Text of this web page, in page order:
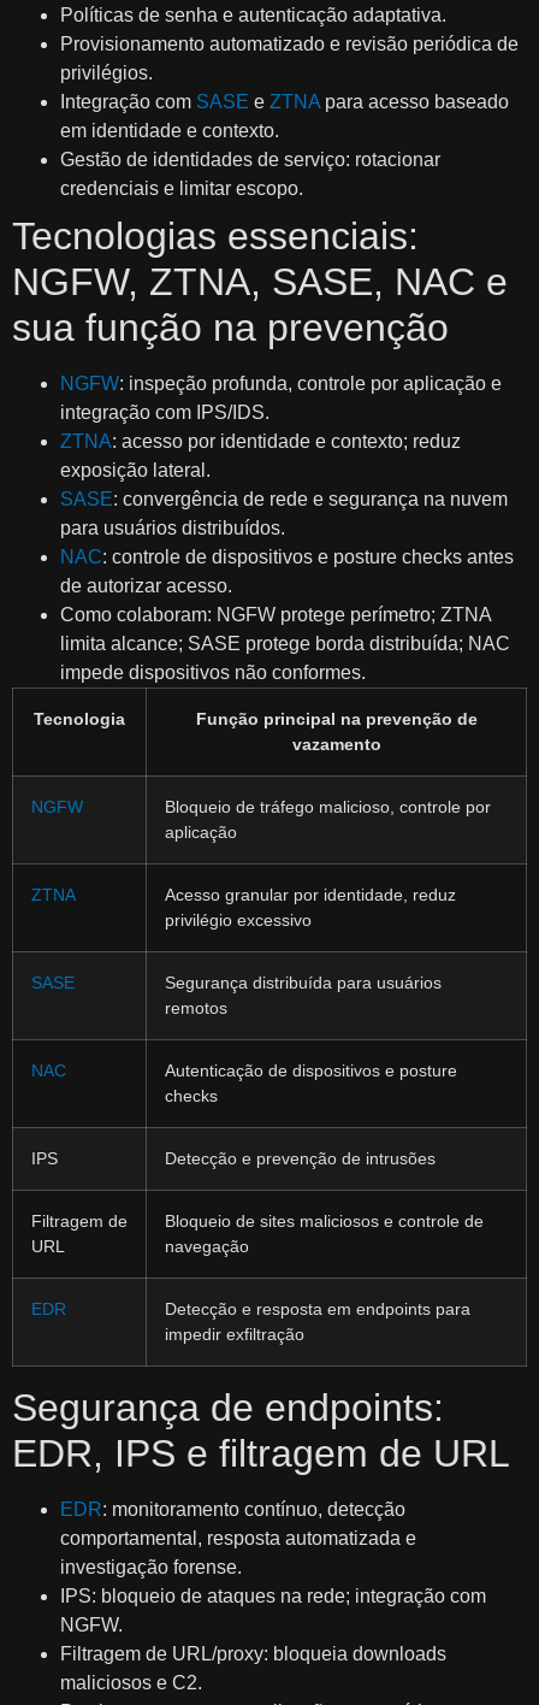
Políticas de senha e autenticação adaptativa.
Provisionamento automatizado e revisão periódica de
privilégios.
Integração com SASE e ZTNA para acesso baseado
em identidade e contexto.
Gestão de identidades de serviço: rotacionar
credenciais e limitar escopo.
Tecnologias essenciais:
NGFW, ZTNA, SASE, NAC e
sua função na prevenção
NGFW: inspeção profunda, controle por aplicação e
integração com IPS/IDS.
ZTNA: acesso por identidade e contexto; reduz
exposição lateral.
SASE: convergência de rede e segurança na nuvem
para usuários distribuídos.
NAC: controle de dispositivos e posture checks antes
de autorizar acesso.
Como colaboram: NGFW protege perímetro; ZTNA
limita alcance; SASE protege borda distribuída; NAC
impede dispositivos não conformes.
Tecnologia
Função principal na prevenção de
vazamento
NGFW
Bloqueio de tráfego malicioso, controle por
aplicação
ZTNA
Acesso granular por identidade, reduz
privilégio excessivo
SASE
Segurança distribuída para usuários
remotos
NAC
Autenticação de dispositivos e posture
checks
IPS Detecção e prevenção de intrusões
Filtragem de
URL
Bloqueio de sites maliciosos e controle de
navegação
EDR
Detecção e resposta em endpoints para
impedir exfiltração
Segurança de endpoints:
EDR, IPS e filtragem de URL
EDR: monitoramento contínuo, detecção
comportamental, resposta automatizada e
investigação forense.
IPS: bloqueio de ataques na rede; integração com
NGFW.
Filtragem de URL/proxy: bloqueia downloads
maliciosos e C2.